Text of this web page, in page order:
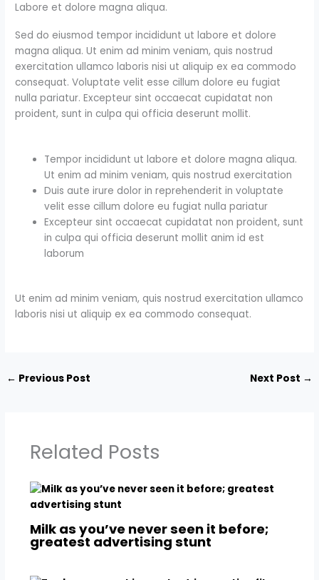
Labore et dolore magna aliqua.
Sed do eiusmod tempor incididunt ut labore et dolore
magna aliqua. Ut enim ad minim veniam, quis nostrud
exercitation ullamco laboris nisi ut aliquip ex ea commodo
consequat. Voluptate velit esse cillum dolore eu fugiat
nulla pariatur. Excepteur sint occaecat cupidatat non
proident, sunt in culpa qui officia deserunt mollit.
Tempor incididunt ut labore et dolore magna aliqua.
Ut enim ad minim veniam, quis nostrud exercitation
Duis aute irure dolor in reprehenderit in voluptate
velit esse cillum dolore eu fugiat nulla pariatur
Excepteur sint occaecat cupidatat non proident, sunt
in culpa qui officia deserunt mollit anim id est
laborum
Ut enim ad minim veniam, quis nostrud exercitation ullamco
laboris nisi ut aliquip ex ea commodo consequat.
← Previous Post Next Post →
Related Posts
Milk as you’ve never seen it before;
greatest advertising stunt